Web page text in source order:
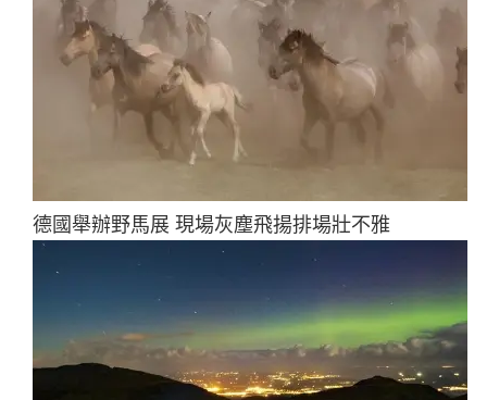
德國舉辦野馬展 現場灰塵飛揚排場壯不雅